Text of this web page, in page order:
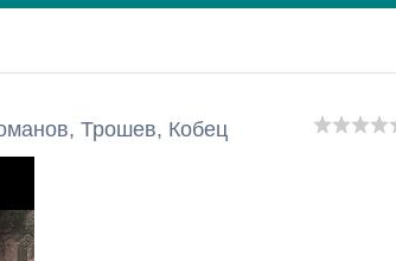
Трошев, Кобец